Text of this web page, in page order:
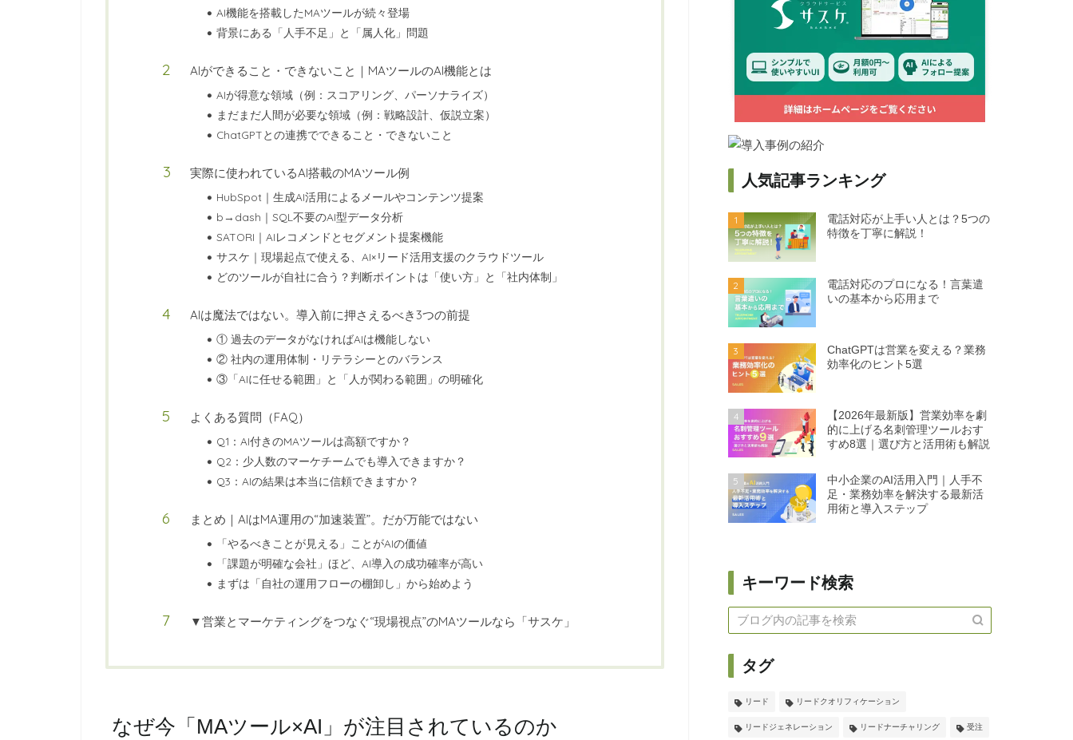
AI機能を搭載したMAツールが続々登場
背景にある「人手不足」と「属人化」問題
AIができること・できないこと｜MAツールのAI機能とは
AIが得意な領域（例：スコアリング、パーソナライズ）
まだまだ人間が必要な領域（例：戦略設計、仮説立案）
ChatGPTとの連携でできること・できないこと
実際に使われているAI搭載のMAツール例
HubSpot｜生成AI活用によるメールやコンテンツ提案
b→dash｜SQL不要のAI型データ分析
SATORI｜AIレコメンドとセグメント提案機能
サスケ｜現場起点で使える、AI×リード活用支援のクラウドツール
どのツールが自社に合う？判断ポイントは「使い方」と「社内体制」
AIは魔法ではない。導入前に押さえるべき3つの前提
① 過去のデータがなければAIは機能しない
② 社内の運用体制・リテラシーとのバランス
③「AIに任せる範囲」と「人が関わる範囲」の明確化
よくある質問（FAQ）
Q1：AI付きのMAツールは高額ですか？
Q2：少人数のマーケチームでも導入できますか？
Q3：AIの結果は本当に信頼できますか？
まとめ｜AIはMA運用の“加速装置”。だが万能ではない
「やるべきことが見える」ことがAIの価値
「課題が明確な会社」ほど、AI導入の成功確率が高い
まずは「自社の運用フローの棚卸し」から始めよう
▼営業とマーケティングをつなぐ“現場視点”のMAツールなら「サスケ」
なぜ今「MAツール×AI」が注目されているのか
人気記事ランキング
1
電話対応が上手い人とは？5つの
特徴を丁寧に解説！
2
電話対応のプロになる！言葉遣
いの基本から応用まで
3
ChatGPTは営業を変える？業務
効率化のヒント5選
4
【2026年最新版】営業効率を劇
的に上げる名刺管理ツールおす
すめ8選｜選び方と活用術も解説
5
中小企業のAI活用入門｜人手不
足・業務効率を解決する最新活
用術と導入ステップ
キーワード検索
タグ
リード リードクオリフィケーション
リードジェネレーション リードナーチャリング 受注